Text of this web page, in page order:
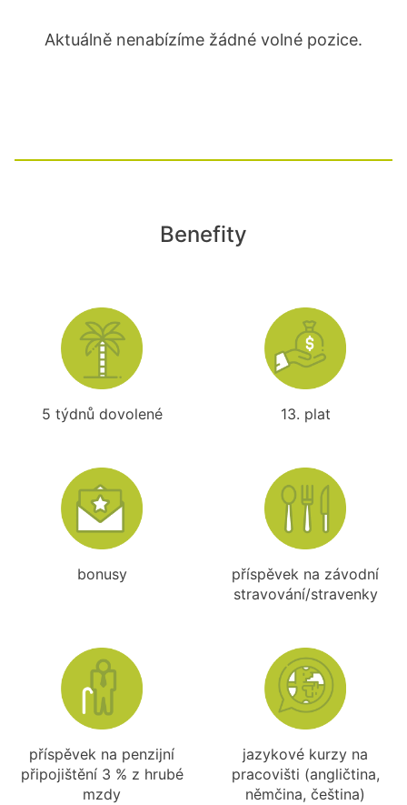
Aktuálně nenabízíme žádné volné pozice.
Benefity
5 týdnů dovolené 13. plat
bonusy
příspěvek na závodní
stravování/stravenky
příspěvek na penzijní
připojištění 3 % z hrubé
mzdy
jazykové kurzy na
pracovišti (angličtina,
němčina, čeština)